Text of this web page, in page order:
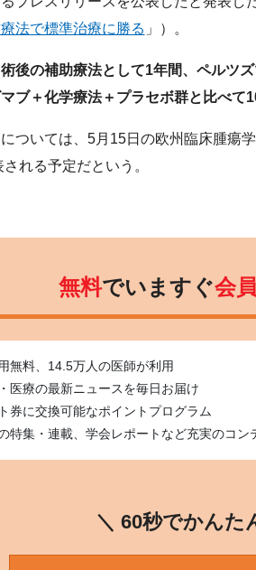
法で標準治療に勝る 」）。
術後の補助療法として1年間、ペルツ
ブ＋化学療法＋プラセボ群と比べて
ついては、5月15日の欧州臨床腫瘍
れる予定だという。
無料でいますぐ会
無料、14.5万人の医師が利用
医療の最新ニュースを毎日お届け
券に交換可能なポイントプログラム
特集・連載、学会レポートなど充実のコン
＼ 60秒でかんた